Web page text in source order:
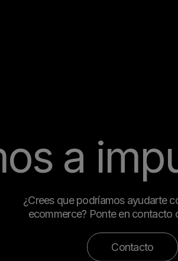
a
¿Crees que podríamos ayudarte
ecommerce? Ponte en contacto
Contacto